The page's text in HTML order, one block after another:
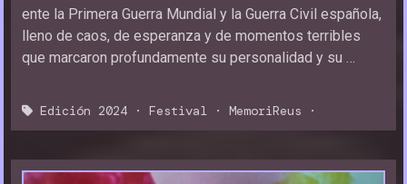
ente la Primera Guerra Mundial y la Guerra Civil española,
lleno de caos, de esperanza y de momentos terribles
que marcaron profundamente su personalidad y su …
Edición 2024 · Festival · MemoriReus ·